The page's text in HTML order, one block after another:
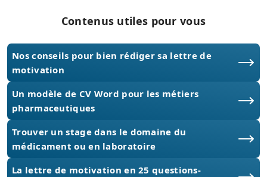
Contenus utiles pour vous
Nos conseils pour bien rédiger sa lettre de
motivation
Un modèle de CV Word pour les métiers
pharmaceutiques
Trouver un stage dans le domaine du
médicament ou en laboratoire
La lettre de motivation en 25 questions-